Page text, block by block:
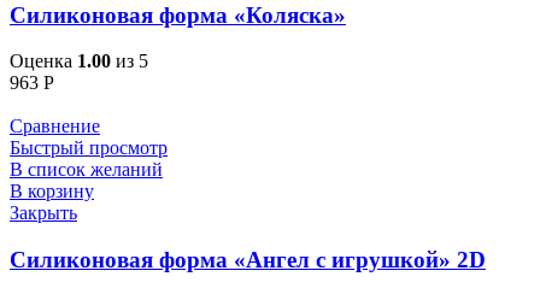
Силиконовая форма «Коляска»
Оценка 1.00 из 5
963 Р
Сравнение
Быстрый просмотр
В список желаний
В корзину
Закрыть
Силиконовая форма «Ангел с игрушкой» 2D